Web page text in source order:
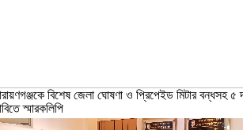
বিশেষ জেলা ঘোষণা ও প্রিপেইড মিটার বন্ধসহ ৫
স্মারকলিপি